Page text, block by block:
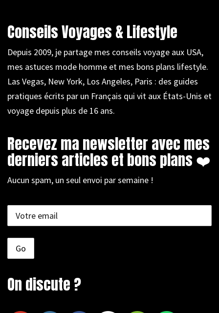
Conseils Voyages & Lifestyle
Depuis 2009, je partage mes conseils voyage aux USA,
mes astuces mode homme et mes bons plans lifestyle.
Las Vegas, New York, Los Angeles, Paris : des guides
pratiques écrits par un Français qui vit aux États-Unis et
voyage depuis plus de 16 ans.
Recevez ma newsletter avec mes
derniers articles et bons plans ❤️
Aucun spam, un seul envoi par semaine !
On discute ?